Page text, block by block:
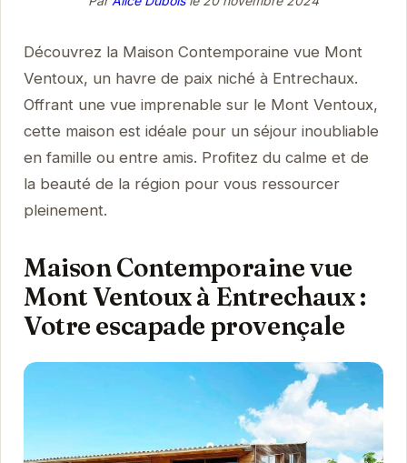
Découvrez la Maison Contemporaine vue Mont
Ventoux, un havre de paix niché à Entrechaux.
Offrant une vue imprenable sur le Mont Ventoux,
cette maison est idéale pour un séjour inoubliable
en famille ou entre amis. Profitez du calme et de
la beauté de la région pour vous ressourcer
pleinement.
Maison Contemporaine vue
Mont Ventoux à Entrechaux :
Votre escapade provençale